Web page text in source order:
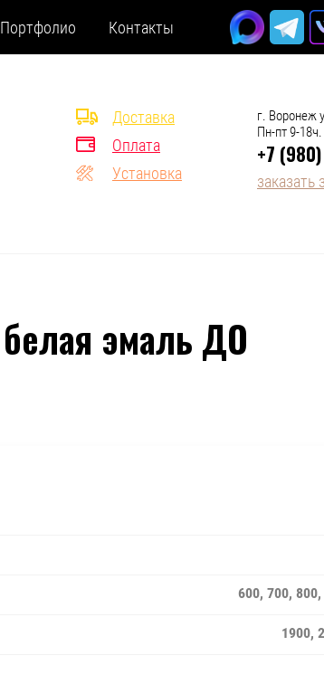
Портфолио Контакты
Доставка
Оплата
Установка
г. Воронеж
Пн-пт 9-
+7
заказать
эмаль ДО
600, 700,
1900,